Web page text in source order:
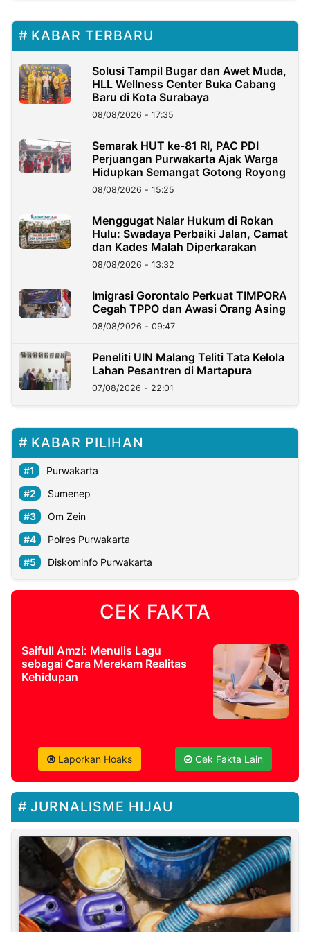
KABAR TERBARU
Solusi Tampil Bugar dan Awet Muda,
HLL Wellness Center Buka Cabang
Baru di Kota Surabaya
08/08/2026 - 17:35
Semarak HUT ke-81 RI, PAC PDI
Perjuangan Purwakarta Ajak Warga
Hidupkan Semangat Gotong Royong
08/08/2026 - 15:25
Menggugat Nalar Hukum di Rokan
Hulu: Swadaya Perbaiki Jalan, Camat
dan Kades Malah Diperkarakan
08/08/2026 - 13:32
Imigrasi Gorontalo Perkuat TIMPORA
Cegah TPPO dan Awasi Orang Asing
08/08/2026 - 09:47
Peneliti UIN Malang Teliti Tata Kelola
Lahan Pesantren di Martapura
07/08/2026 - 22:01
KABAR PILIHAN
Purwakarta
Sumenep
Om Zein
Polres Purwakarta
Diskominfo Purwakarta
CEK FAKTA
Saifull Amzi: Menulis Lagu
sebagai Cara Merekam Realitas
Kehidupan
Laporkan Hoaks Cek Fakta Lain
JURNALISME HIJAU